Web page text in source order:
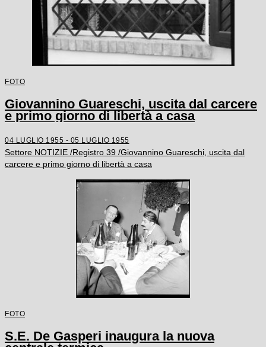
FOTO
Giovannino Guareschi, uscita dal carcere
e primo giorno di libertà a casa
04 LUGLIO 1955 - 05 LUGLIO 1955
Settore NOTIZIE /Registro 39 /Giovannino Guareschi, uscita dal
carcere e primo giorno di libertà a casa
FOTO
S.E. De Gasperi inaugura la nuova